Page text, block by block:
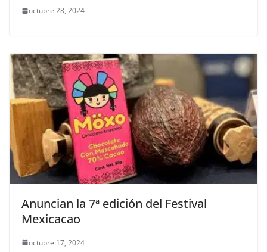
octubre 28, 2024
Anuncian la 7ª edición del Festival
Mexicacao
octubre 17, 2024